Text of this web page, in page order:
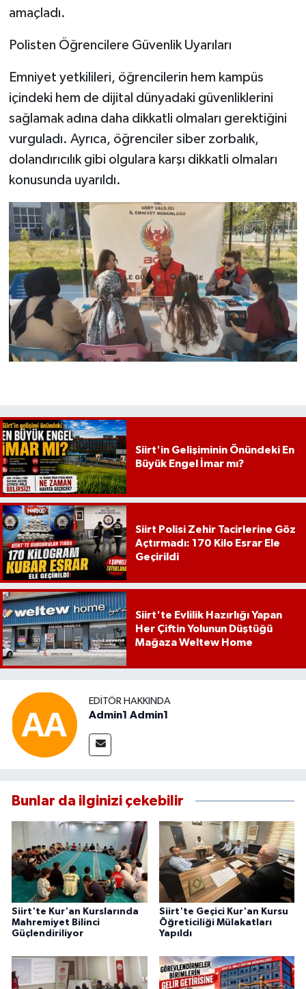
amaçladı.
Polisten Öğrencilere Güvenlik Uyarıları
Emniyet yetkilileri, öğrencilerin hem kampüs
içindeki hem de dijital dünyadaki güvenliklerini
sağlamak adına daha dikkatli olmaları gerektiğini
vurguladı. Ayrıca, öğrenciler siber zorbalık,
dolandırıcılık gibi olgulara karşı dikkatli olmaları
konusunda uyarıldı.
Siirt'in Gelişiminin Önündeki En
Büyük Engel İmar mı?
Siirt Polisi Zehir Tacirlerine Göz
Açtırmadı: 170 Kilo Esrar Ele
Geçirildi
Siirt'te Evlilik Hazırlığı Yapan
Her Çiftin Yolunun Düştüğü
Mağaza Weltew Home
EDITÖR HAKKINDA
Admin1 Admin1
Bunlar da ilginizi çekebilir
Siirt'te Kur'an Kurslarında
Mahremiyet Bilinci
Güçlendiriliyor
Siirt'te Geçici Kur'an Kursu
Öğreticiliği Mülakatları
Yapıldı